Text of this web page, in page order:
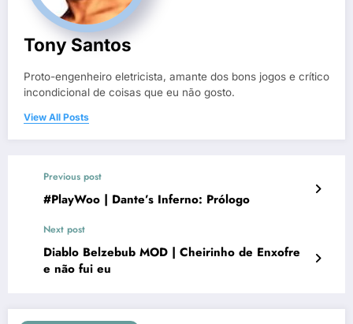
Tony Santos
Proto-engenheiro eletricista, amante dos bons jogos e crítico
incondicional de coisas que eu não gosto.
View All Posts
Previous post
#PlayWoo | Dante’s Inferno: Prólogo
Next post
Diablo Belzebub MOD | Cheirinho de Enxofre
e não fui eu